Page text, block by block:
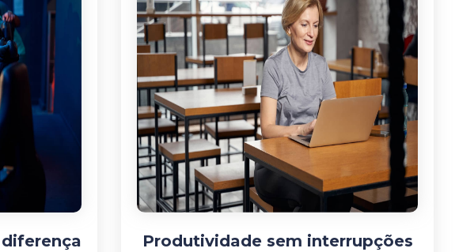
Produtividade sem interrupções